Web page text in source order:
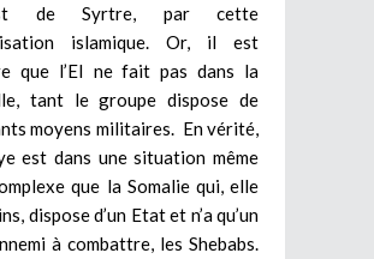
de Syrtre, par cette
islamique. Or, il est
que l’EI ne fait pas dans la
tant le groupe dispose de
moyens militaires. En vérité,
est dans une situation même
que la Somalie qui, elle
dispose d’un Etat et n’a qu’un
à combattre, les Shebabs.